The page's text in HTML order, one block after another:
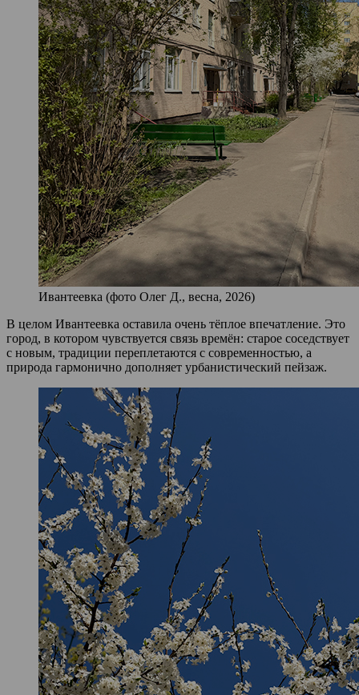
Ивантеевка (фото Олег Д., весна, 2026)
В целом Ивантеевка оставила очень тёплое впечатление. Это
город, в котором чувствуется связь времён: старое соседствует
с новым, традиции переплетаются с современностью, а
природа гармонично дополняет урбанистический пейзаж.